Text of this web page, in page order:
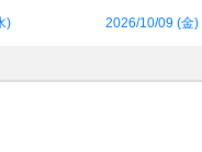
) 2026/10/09 (金)